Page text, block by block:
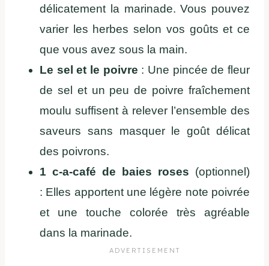
délicatement la marinade. Vous pouvez
varier les herbes selon vos goûts et ce
que vous avez sous la main.
Le sel et le poivre : Une pincée de fleur
de sel et un peu de poivre fraîchement
moulu suffisent à relever l’ensemble des
saveurs sans masquer le goût délicat
des poivrons.
1 c-a-café de baies roses (optionnel)
: Elles apportent une légère note poivrée
et une touche colorée très agréable
dans la marinade.